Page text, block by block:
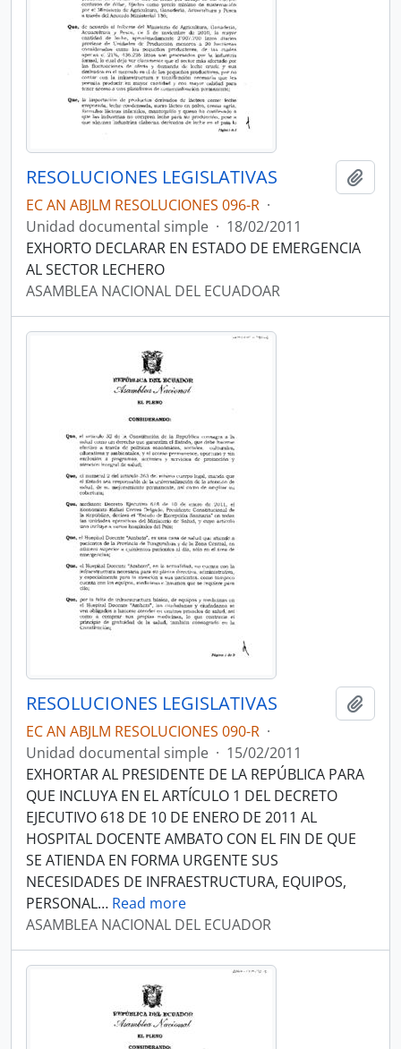
RESOLUCIONES LEGISLATIVAS
EC AN ABJLM RESOLUCIONES 096-R ·
Unidad documental simple · 18/02/2011
EXHORTO DECLARAR EN ESTADO DE EMERGENCIA
AL SECTOR LECHERO
ASAMBLEA NACIONAL DEL ECUADOAR
RESOLUCIONES LEGISLATIVAS
EC AN ABJLM RESOLUCIONES 090-R ·
Unidad documental simple · 15/02/2011
EXHORTAR AL PRESIDENTE DE LA REPÚBLICA PARA
QUE INCLUYA EN EL ARTÍCULO 1 DEL DECRETO
EJECUTIVO 618 DE 10 DE ENERO DE 2011 AL
HOSPITAL DOCENTE AMBATO CON EL FIN DE QUE
SE ATIENDA EN FORMA URGENTE SUS
NECESIDADES DE INFRAESTRUCTURA, EQUIPOS,
PERSONAL… Read more
ASAMBLEA NACIONAL DEL ECUADOR